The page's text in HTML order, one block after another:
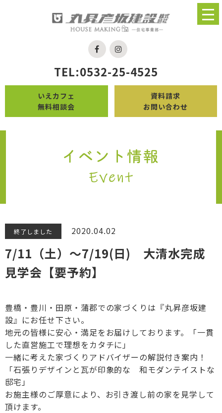
TEL:0532-25-4525
いえカフェ
無料相談会
資料請求
お問い合わせ
終了しました 2020.04.02
7/11（土）～7/19(日) 大清水完成
見学会【要予約】
豊橋・豊川・田原・蒲郡での家づくりは『丸昇彦坂建
設』にお任せ下さい。
地元の皆様に安心・満足をお届けしております。「一貫
した直営施工で理想をカタチに」
一緒に考えた家づくりアドバイザーの解説付き案内！
「石張りデザインと瓦が印象的な 和モダンテイストな
邸宅」
お施主様のご厚意により、お引き渡し前の家を見学して
頂けます。